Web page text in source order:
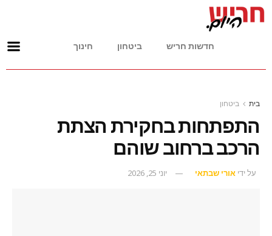
חדשות חריש ביטחון חינוך
בית ביטחון
התפתחות בחקירת הצתת
הרכב ברחוב שוהם
על ידי אורי שבתאי יוני 25, 2026